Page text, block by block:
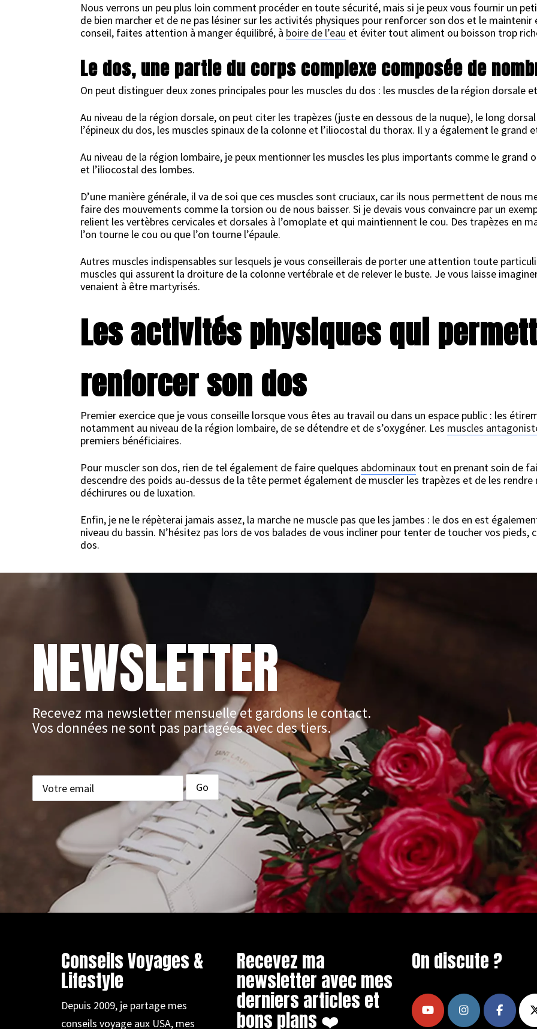
Nous verrons un peu plus loin comment procéder en toute sécurité, mais si je peux vous fournir un
de bien marcher et de ne pas lésiner sur les activités physiques pour renforcer son dos et le
conseil, faites attention à manger équilibré, à boire de l’eau et éviter tout aliment ou boisson trop
Le dos, une partie du corps complexe composée de
On peut distinguer deux zones principales pour les muscles du dos : les muscles de la région dorsale
Au niveau de la région dorsale, on peut citer les trapèzes (juste en dessous de la nuque), le long
l’épineux du dos, les muscles spinaux de la colonne et l’iliocostal du thorax. Il y a également le grand
Au niveau de la région lombaire, je peux mentionner les muscles les plus importants comme le grand
et l’iliocostal des lombes.
D’une manière générale, il va de soi que ces muscles sont cruciaux, car ils nous permettent de nous
faire des mouvements comme la torsion ou de nous baisser. Si je devais vous convaincre par un
relient les vertèbres cervicales et dorsales à l’omoplate et qui maintiennent le cou. Des trapèzes en
l’on tourne le cou ou que l’on tourne l’épaule.
Autres muscles indispensables sur lesquels je vous conseillerais de porter une attention toute
muscles qui assurent la droiture de la colonne vertébrale et de relever le buste. Je vous laisse
venaient à être martyrisés.
Les activités physiques qui
renforcer son dos
Premier exercice que je vous conseille lorsque vous êtes au travail ou dans un espace public : les
notamment au niveau de la région lombaire, de se détendre et de s’oxygéner. Les muscles
premiers bénéficiaires.
Pour muscler son dos, rien de tel également de faire quelques abdominaux tout en prenant soin de
descendre des poids au-dessus de la tête permet également de muscler les trapèzes et de les rendre
déchirures ou de luxation.
Enfin, je ne le répèterai jamais assez, la marche ne muscle pas que les jambes : le dos en est
niveau du bassin. N’hésitez pas lors de vos balades de vous incliner pour tenter de toucher vos
dos.
NEWSLETTER
Recevez ma newsletter mensuelle et gardons le contact.
Vos données ne sont pas partagées avec des tiers.
Conseils Voyages &
Lifestyle
Depuis 2009, je partage mes
conseils voyage aux USA, mes
Recevez ma
newsletter avec mes
derniers articles et
bons plans ❤️
On discute ?